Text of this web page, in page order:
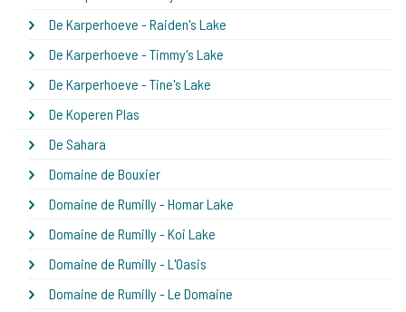
De Karperhoeve - Raiden's Lake
De Karperhoeve - Timmy's Lake
De Karperhoeve - Tine's Lake
De Koperen Plas
De Sahara
Domaine de Bouxier
Domaine de Rumilly - Homar Lake
Domaine de Rumilly - Koi Lake
Domaine de Rumilly - L'Oasis
Domaine de Rumilly - Le Domaine